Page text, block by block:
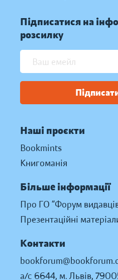
Підписатися на
розсилку
Наші проєкти
Bookmints
Книгоманія
Більше інформації
Про ГО “Форум
Презентаційні
Контакти
а/с 6644, м. Львів,